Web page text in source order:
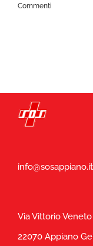
Commenti
info@sosappiano.it
Via Vittorio
22070 Appiano